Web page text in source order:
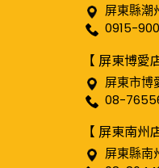
屏東縣潮
0915-
【 屏東博愛
屏東市博
08-
【 屏東南州
屏東縣南